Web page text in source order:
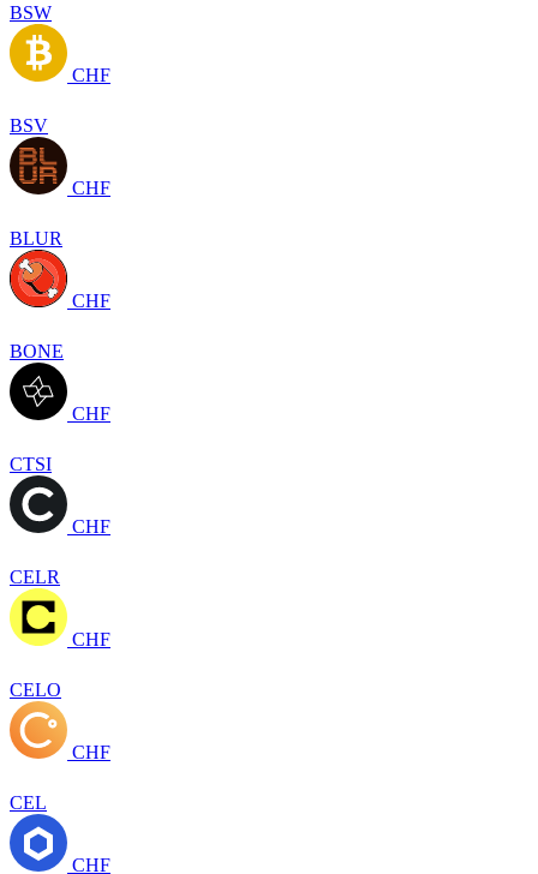
BSW
CHF
BSV
CHF
BLUR
CHF
BONE
CHF
CTSI
CHF
CELR
CHF
CELO
CHF
CEL
CHF